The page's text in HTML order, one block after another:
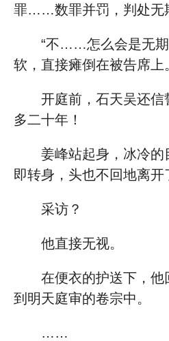
罪……数罪并罚，判处无
“不……怎么会是无
软，直接瘫倒在被告席上
开庭前，石天吴还
多二十年！
姜峰站起身，冰冷
即转身，头也不回地离开
采访？
他直接无视。
在便衣的护送下，他
到明天庭审的卷宗中。
……